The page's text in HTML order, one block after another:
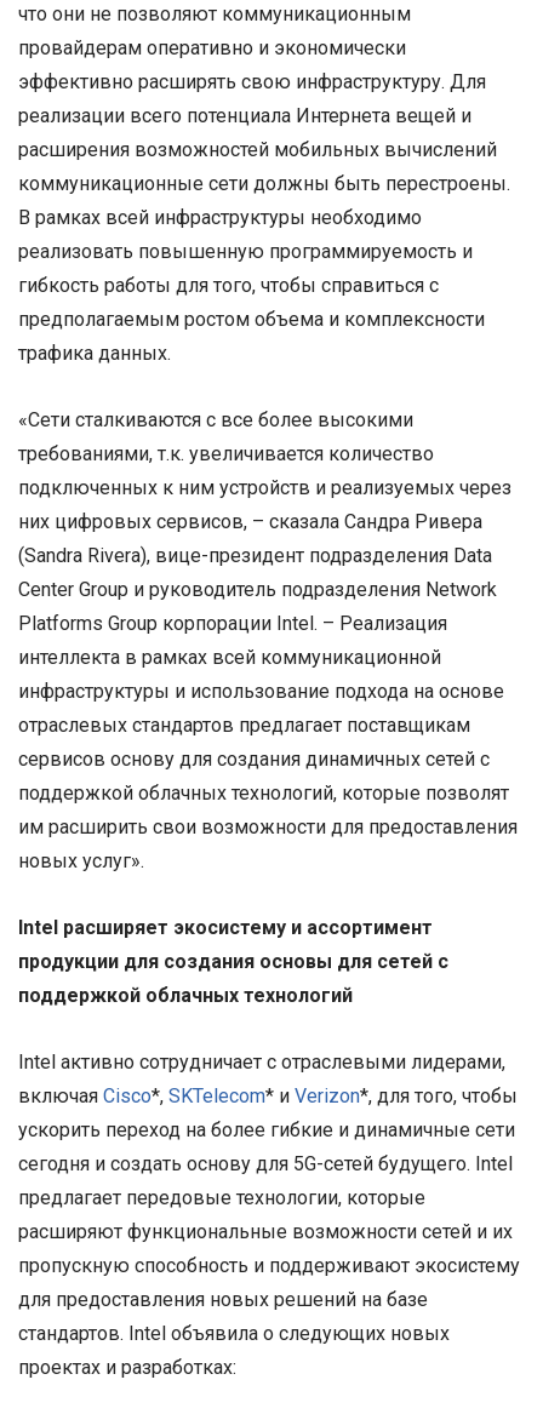
что они не позволяют коммуникационным
провайдерам оперативно и экономически
эффективно расширять свою инфраструктуру. Для
реализации всего потенциала Интернета вещей и
расширения возможностей мобильных вычислений
коммуникационные сети должны быть перестроены.
В рамках всей инфраструктуры необходимо
реализовать повышенную программируемость и
гибкость работы для того, чтобы справиться с
предполагаемым ростом объема и комплексности
трафика данных.
«Сети сталкиваются с все более высокими
требованиями, т.к. увеличивается количество
подключенных к ним устройств и реализуемых через
них цифровых сервисов, – сказала Сандра Ривера
(Sandra Rivera), вице-президент подразделения Data
Center Group и руководитель подразделения Network
Platforms Group корпорации Intel. – Реализация
интеллекта в рамках всей коммуникационной
инфраструктуры и использование подхода на основе
отраслевых стандартов предлагает поставщикам
сервисов основу для создания динамичных сетей с
поддержкой облачных технологий, которые позволят
им расширить свои возможности для предоставления
новых услуг».
Intel расширяет экосистему и ассортимент
продукции для создания основы для сетей с
поддержкой облачных технологий
Intel активно сотрудничает с отраслевыми лидерами,
включая Cisco*, SKTelecom* и Verizon*, для того, чтобы
ускорить переход на более гибкие и динамичные сети
сегодня и создать основу для 5G-сетей будущего. Intel
предлагает передовые технологии, которые
расширяют функциональные возможности сетей и их
пропускную способность и поддерживают экосистему
для предоставления новых решений на базе
стандартов. Intel объявила о следующих новых
проектах и разработках: